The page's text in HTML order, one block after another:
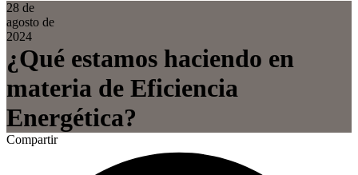
28 de
agosto de
2024
¿Qué estamos haciendo en
materia de Eficiencia
Energética?
Compartir